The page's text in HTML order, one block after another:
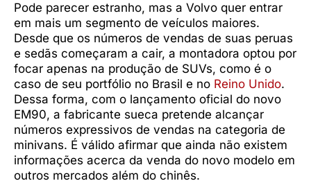
Pode parecer estranho, mas a Volvo quer entrar
em mais um segmento de veículos maiores.
Desde que os números de vendas de suas peruas
e sedãs começaram a cair, a montadora optou por
focar apenas na produção de SUVs, como é o
caso de seu portfólio no Brasil e no Reino Unido.
Dessa forma, com o lançamento oficial do novo
EM90, a fabricante sueca pretende alcançar
números expressivos de vendas na categoria de
minivans. É válido afirmar que ainda não existem
informações acerca da venda do novo modelo em
outros mercados além do chinês.